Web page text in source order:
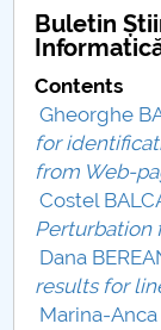
Nr. de telefon
Admitere
Români de
Senat
Facultăți
Buletin
Contents
Gheorghe
for
from Web-
Costel
Perturbation
Dana
results for
Marina-Anca